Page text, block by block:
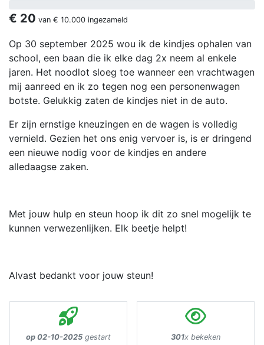
€ 20 van € 10.000 ingezameld
Op 30 september 2025 wou ik de kindjes ophalen van
school, een baan die ik elke dag 2x neem al enkele
jaren. Het noodlot sloeg toe wanneer een vrachtwagen
mij aanreed en ik zo tegen nog een personenwagen
botste. Gelukkig zaten de kindjes niet in de auto.
Er zijn ernstige kneuzingen en de wagen is volledig
vernield. Gezien het ons enig vervoer is, is er dringend
een nieuwe nodig voor de kindjes en andere
alledaagse zaken.
Met jouw hulp en steun hoop ik dit zo snel mogelijk te
kunnen verwezenlijken. Elk beetje helpt!
Alvast bedankt voor jouw steun!
op 02-10-2025 gestart 301x bekeken